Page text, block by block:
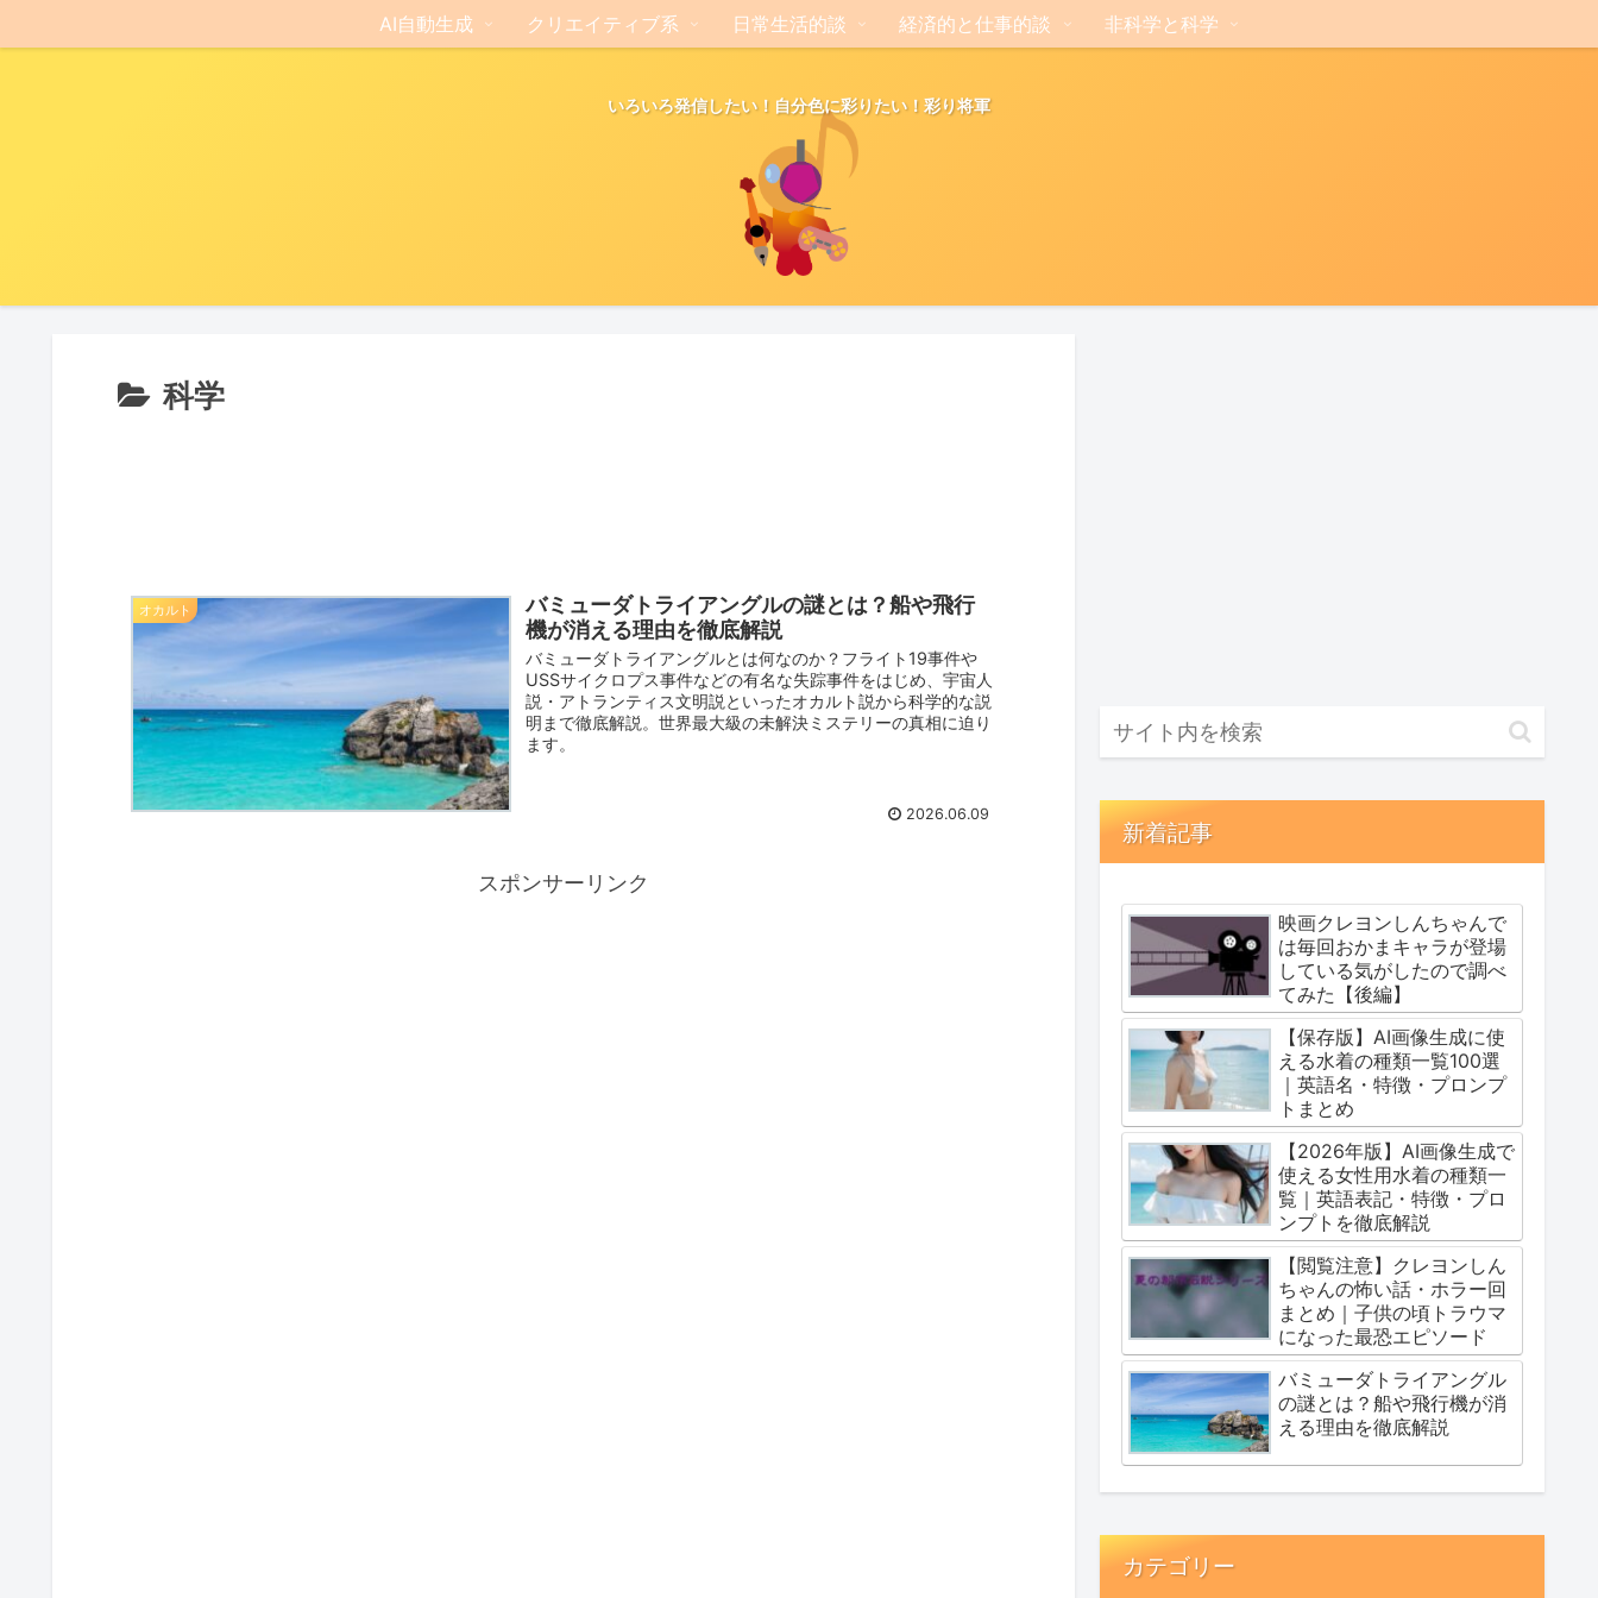
いろいろ発信したい！自分色に彩りたい！彩り将軍
AI自動生成 クリエイティブ系 日常生活的談 経済的と仕事的談 非科学と科学
科学
オカルト
バミューダトライアングルの謎とは？船や飛行
機が消える理由を徹底解説
バミューダトライアングルとは何なのか？フライト19事件や
USSサイクロプス事件などの有名な失踪事件をはじめ、宇宙人
説・アトランティス文明説といったオカルト説から科学的な説
明まで徹底解説。世界最大級の未解決ミステリーの真相に迫り
ます。
2026.06.09
スポンサーリンク
新着記事
映画クレヨンしんちゃんで
は毎回おかまキャラが登場
している気がしたので調べ
てみた【後編】
【保存版】AI画像生成に使
える水着の種類一覧100選
｜英語名・特徴・プロンプ
トまとめ
【2026年版】AI画像生成で
使える女性用水着の種類一
覧｜英語表記・特徴・プロ
ンプトを徹底解説
【閲覧注意】クレヨンしん
ちゃんの怖い話・ホラー回
まとめ｜子供の頃トラウマ
になった最恐エピソード
バミューダトライアングル
の謎とは？船や飛行機が消
える理由を徹底解説
カテゴリー